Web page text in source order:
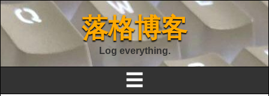
落格博客
Log everything.
☰